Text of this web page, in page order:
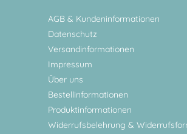
AGB & Kundeninformationen
Datenschutz
Versandinformationen
Impressum
Über uns
Bestellinformationen
Produktinformationen
Widerrufsbelehrung &